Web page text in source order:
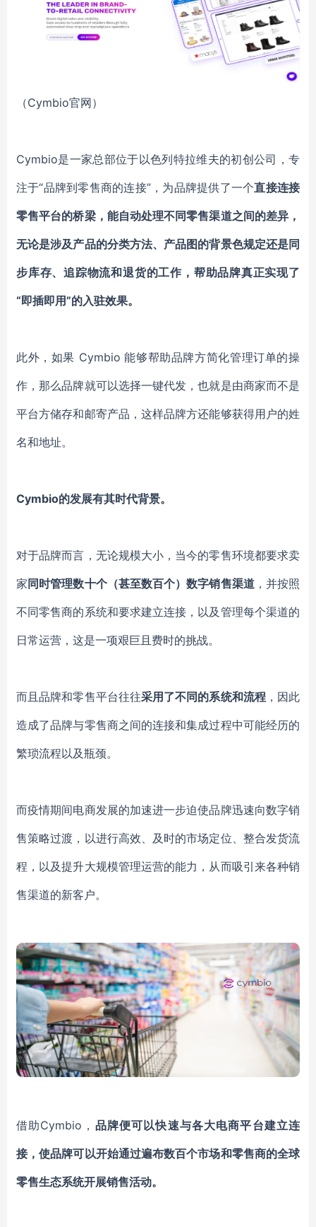
（Cymbio官网）
Cymbio是一家总部位于以色列特拉维夫的初创公司，专
注于“品牌到零售商的连接”，为品牌提供了一个直接连接
零售平台的桥梁， 能自动处理不同零售渠道之间的差异，
无论是涉及产品的分类方法、产品图的背景色规定还是同
步库存、追踪物流和退货的工作， 帮助品牌真正实现了
“即插即用”的入驻效果。
此外， 如果 Cymbio 能够帮助品牌方简化管理订单的操
作，那么品牌就可以选择一键代发，也就是由商家而不是
平台方储存和邮寄产品，这样品牌方还能够获得用户的姓
名和地址。
Cymbio的发展有其时代背景。
对于品牌而言，无论规模大小，当今的零售环境都要求卖
家 同时管理数十个（甚至数百个）数字销售渠道，并按照
不同零售商的系统和要求建立连接，以及管理每个渠道的
日常运营，这是一项艰巨且费时的挑战。
而且品牌和零售平台往往采用了不同的系统和流程，因此
造成了品牌与零售商之间的连接和集成过程中可能经历的
繁琐流程以及瓶颈。
而疫情期间电商发展的加速进一步迫使品牌迅速向数字销
售策略过渡，以进行高效、及时的市场定位、整合发货流
程，以及提升大规模管理运营的能力，从而吸引来各种销
售渠道的新客户。
借助Cymbio， 品牌便可以快速与各大电商平台建立连
接，使品牌可以开始通过遍布数百个市场和零售商的全球
零售生态系统开展销售活动。